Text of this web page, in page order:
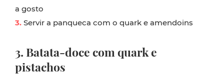
a gosto
3. Servir a panqueca com o quark e amendoins
3. Batata-doce com quark e
pistachos